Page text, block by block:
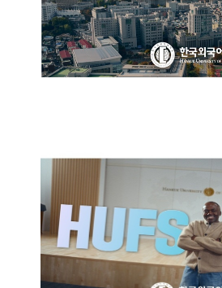
한국외국어대
HUFS